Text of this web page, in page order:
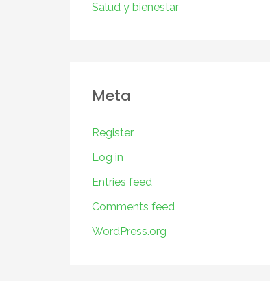
Salud y bienestar
Meta
Register
Log in
Entries feed
Comments feed
WordPress.org